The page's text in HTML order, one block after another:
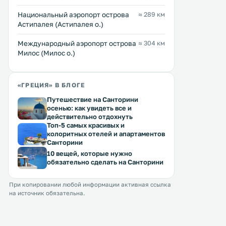
Национальный аэропорт острова
Астипалея (Астипалея о.)
≈ 289 км
Междунарoдный аэропорт острова
Милос (Милос о.)
≈ 304 км
«ГРЕЦИЯ» В БЛОГЕ
Путешествие на Санторини
осенью: как увидеть все и
действительно отдохнуть
Топ-5 самых красивых и
колоритных отелей и апартаментов
Санторини
10 вещей, которые нужно
обязательно сделать на Санторини
При копировании любой информации активная ссылка
на источник обязательна.